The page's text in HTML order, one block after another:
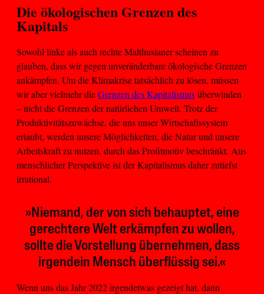
Die ökologischen Grenzen des
Kapitals
Sowohl linke als auch rechte Malthusianer scheinen zu
glauben, dass wir gegen unveränderbare ökologische Grenzen
ankämpfen. Um die Klimakrise tatsächlich zu lösen, müssen
wir aber vielmehr dieGrenzen des Kapitalismusüberwinden
– nicht die Grenzen der natürlichen Umwelt. Trotz der
Produktivitätszuwächse, die uns unser Wirtschaftssystem
erlaubt, werden unsere Möglichkeiten, die Natur und unsere
Arbeitskraft zu nutzen, durch das Profitmotiv beschränkt. Aus
menschlicher Perspektive ist der Kapitalismus daher zutiefst
irrational.
»Niemand, der von sich behauptet, eine
gerechtere Welt erkämpfen zu wollen,
sollte die Vorstellung übernehmen, dass
irgendein Mensch überflüssig sei.«
Wenn uns das Jahr 2022 irgendetwas gezeigt hat, dann